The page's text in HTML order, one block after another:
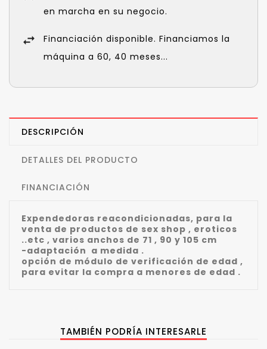
en marcha en su negocio.
Financiación disponible. Financiamos la
máquina a 60, 40 meses...
DESCRIPCIÓN
DETALLES DEL PRODUCTO
FINANCIACIÓN
Expendedoras reacondicionadas, para la
venta de productos de sex shop , eroticos
..etc , varios anchos de 71 , 90 y 105 cm
-adaptación a medida .
opción de módulo de verificación de edad ,
para evitar la compra a menores de edad .
TAMBIÉN PODRÍA INTERESARLE